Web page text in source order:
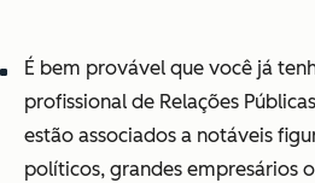
É bem provável que você já
profissional de Relações
estão associados a notáveis
políticos, grandes empresários